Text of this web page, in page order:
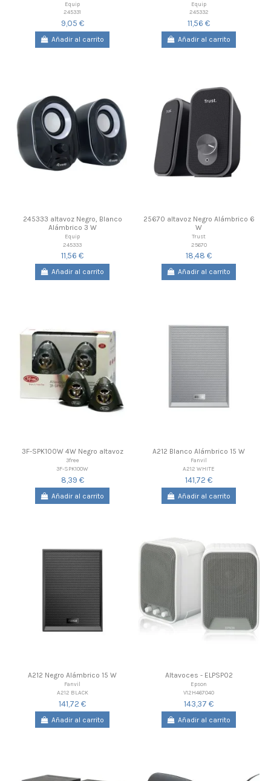
Equip
245331
9,05 €
Añadir al carrito
Equip
245332
11,56 €
Añadir al carrito
245333 altavoz Negro, Blanco
Alámbrico 3 W
Equip
245333
11,56 €
Añadir al carrito
25670 altavoz Negro Alámbrico 6
W
Trust
25670
18,48 €
Añadir al carrito
3F-SPK100W 4W Negro altavoz
3free
3F-SPK100W
8,39 €
Añadir al carrito
A212 Blanco Alámbrico 15 W
Fanvil
A212 WHITE
141,72 €
Añadir al carrito
A212 Negro Alámbrico 15 W
Fanvil
A212 BLACK
141,72 €
Añadir al carrito
Altavoces - ELPSP02
Epson
V12H467040
143,37 €
Añadir al carrito